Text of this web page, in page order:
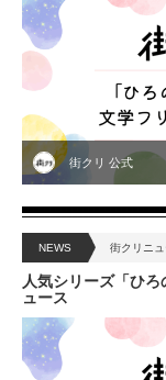
街クリ 公式
NEWS 街クリニュ
人気シリーズ「ひ
ュース